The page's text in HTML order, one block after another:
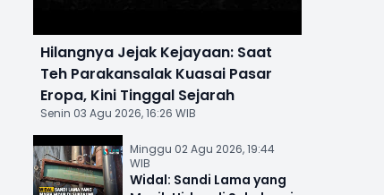
Hilangnya Jejak Kejayaan: Saat
Teh Parakansalak Kuasai Pasar
Eropa, Kini Tinggal Sejarah
Senin 03 Agu 2026, 16:26 WIB
Minggu 02 Agu 2026, 19:44
WIB
Widal: Sandi Lama yang